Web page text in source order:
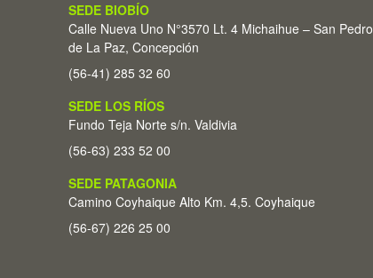
SEDE BIOBÍO
Calle Nueva Uno N°3570 Lt. 4 Michaihue – San Pedro
de La Paz, Concepción
(56-41) 285 32 60
SEDE LOS RÍOS
Fundo Teja Norte s/n. Valdivia
(56-63) 233 52 00
SEDE PATAGONIA
Camino Coyhaique Alto Km. 4,5. Coyhaique
(56-67) 226 25 00